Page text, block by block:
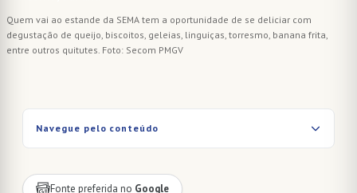
Quem vai ao estande da SEMA tem a oportunidade de se deliciar com
degustação de queijo, biscoitos, geleias, linguiças, torresmo, banana frita,
entre outros quitutes. Foto: Secom PMGV
Navegue pelo conteúdo
Fonte preferida no Google